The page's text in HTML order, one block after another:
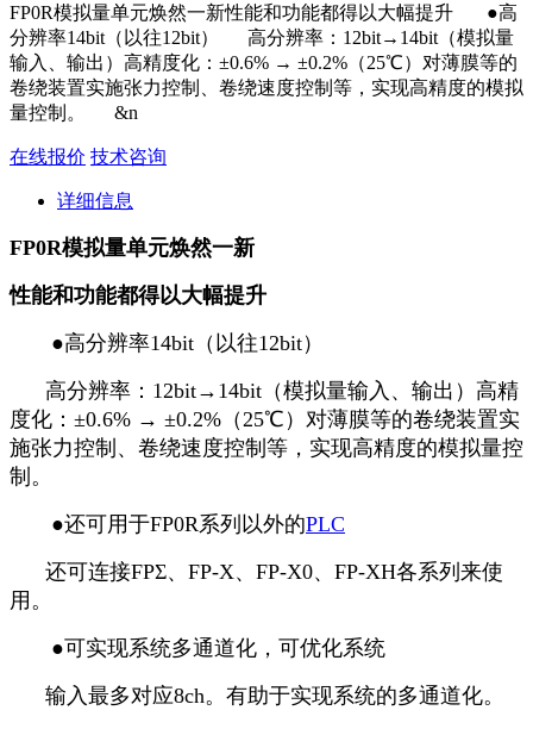
FP0R模拟量单元焕然一新性能和功能都得以大幅提升 ●高
分辨率14bit（以往12bit） 高分辨率：12bit→14bit（模拟量
输入、输出）高精度化：±0.6% → ±0.2%（25℃）对薄膜等的
卷绕装置实施张力控制、卷绕速度控制等，实现高精度的模拟
量控制。 &n
在线报价 技术咨询
详细信息
FP0R模拟量单元焕然一新
性能和功能都得以大幅提升
●高分辨率14bit（以往12bit）
高分辨率：12bit→14bit（模拟量输入、输出）高精
度化：±0.6% → ±0.2%（25℃）对薄膜等的卷绕装置实
施张力控制、卷绕速度控制等，实现高精度的模拟量控
制。
●还可用于FP0R系列以外的PLC
还可连接FPΣ、FP-X、FP-X0、FP-XH各系列来使
用。
●可实现系统多通道化，可优化系统
输入最多对应8ch。有助于实现系统的多通道化。